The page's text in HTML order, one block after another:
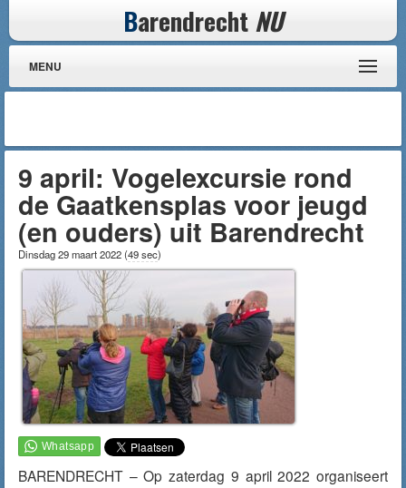
Barendrecht NU
MENU
9 april: Vogelexcursie rond
de Gaatkensplas voor jeugd
(en ouders) uit Barendrecht
Dinsdag 29 maart 2022(49 sec)
BARENDRECHT – Op zaterdag 9 april 2022 organiseert